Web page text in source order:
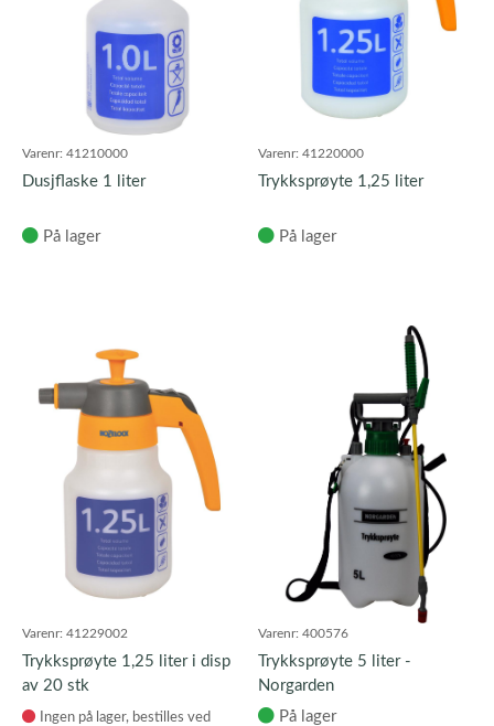
Varenr: 41210000
Dusjflaske 1 liter
På lager
Varenr: 41220000
Trykksprøyte 1,25 liter
På lager
Varenr: 41229002
Trykksprøyte 1,25 liter i disp
av 20 stk
Varenr: 400576
Trykksprøyte 5 liter -
Norgarden
På lager